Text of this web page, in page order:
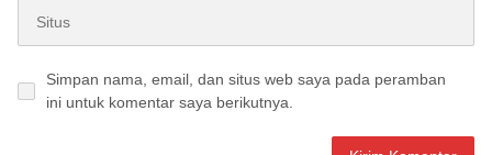
Simpan nama, email, dan situs web saya pada peramban
ini untuk komentar saya berikutnya.